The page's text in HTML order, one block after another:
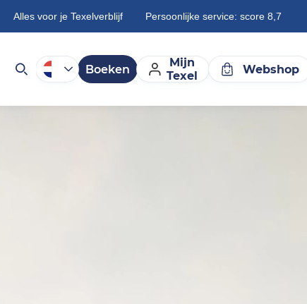
Alles voor je Texelverblijf Persoonlijke service: score 8,7
Boeken
Mijn
Texel
Webshop